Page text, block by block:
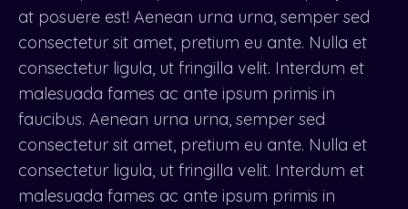
at posuere est! Aenean urna urna, semper sed
consectetur sit amet, pretium eu ante. Nulla et
consectetur ligula, ut fringilla velit. Interdum et
malesuada fames ac ante ipsum primis in
faucibus. Aenean urna urna, semper sed
consectetur sit amet, pretium eu ante. Nulla et
consectetur ligula, ut fringilla velit. Interdum et
malesuada fames ac ante ipsum primis in